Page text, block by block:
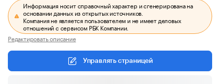
Информация носит справочный характер и сгенерирована на
основании данных из открытых источников.
Компания не является пользователем и не имеет деловых
отношений с сервисом РБК Компании.
Редактировать описание
Управлять страницей